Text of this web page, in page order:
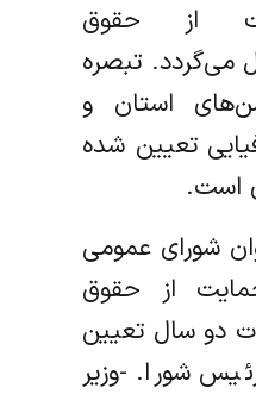
از حقوق
می‌گردد. تبصره
استان و
تعیین شده
است.
عنوان شورای عمومی
از حقوق
دو سال تعیین
شورا. -وزیر